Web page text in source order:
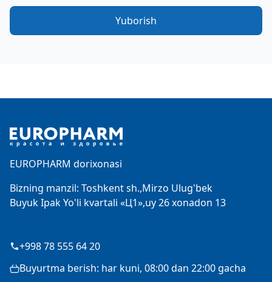
Yuborish
EUROPHARM dorixonasi
Bizning manzil: Toshkent sh.,Mirzo Ulug'bek
Buyuk Ipak Yo'li kvartali «Ц1»,uy 26 xonadon 13
+998 78 555 64 20
Buyurtma berish: har kuni, 08:00 dan 22:00 gacha